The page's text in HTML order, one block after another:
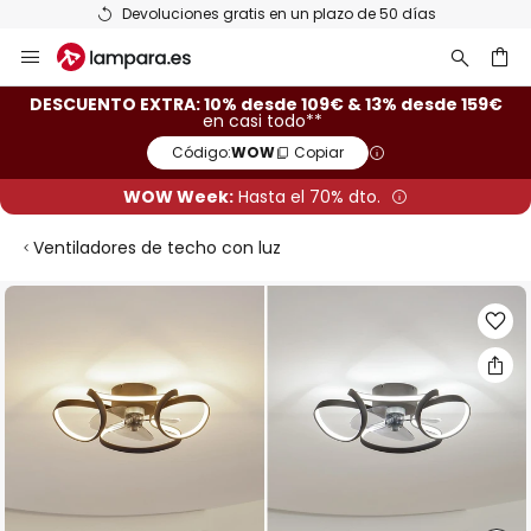
Devoluciones gratis en un plazo de 50 días
al
contenido
DESCUENTO EXTRA: 10% desde 109€ & 13% desde 159€
en casi todo**
Código:WOW Copiar
WOW Week: Hasta el 70% dto.
Ventiladores de techo con luz
Saltar
imágenes